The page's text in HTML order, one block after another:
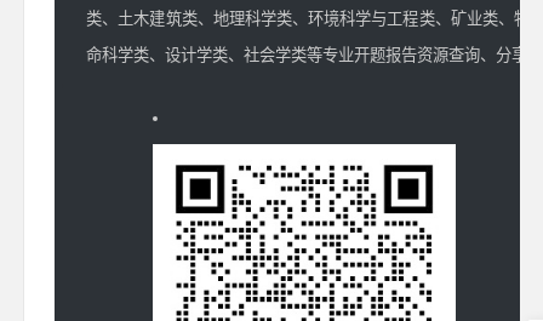
类、土木建筑类、地理科学类、环境科学与工程类、矿业类、物
命科学类、设计学类、社会学类等专业开题报告资源查询、分享